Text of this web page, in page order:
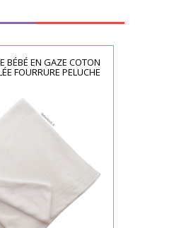
BÉBÉ EN GAZE COTON
FOURRURE PELUCHE